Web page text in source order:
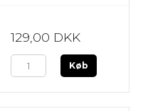
129,00 DKK
Køb